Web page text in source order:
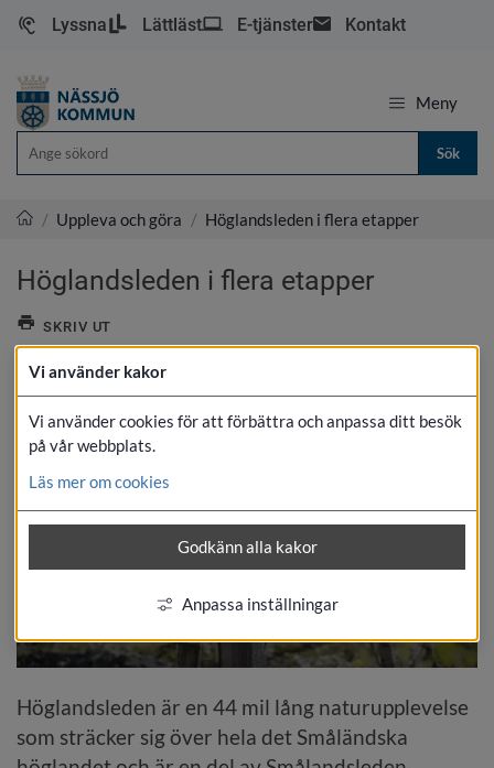
Lyssna Lättläst E-tjänster Kontakt
Meny
/ Uppleva och göra / Höglandsleden i flera etapper
Höglandsleden i flera etapper
SKRIV UT
Höglandsleden är en 44 mil lång naturupplevelse
som sträcker sig över hela det Småländska
Vi använder kakor
Vi använder cookies för att förbättra och anpassa ditt besök
på vår webbplats.
Läs mer om cookies
Godkänn alla kakor
Anpassa inställningar